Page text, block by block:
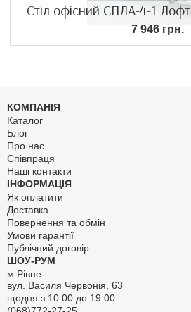
Стіл офісний СПЛА-4-1
7 946 грн.
КОМПАНІЯ
Каталог
Блог
Про нас
Співпраця
Наші контакти
ІНФОРМАЦІЯ
Як оплатити
Доставка
Повернення та обмін
Умови гарантії
Публічний договір
ШОУ-РУМ
м.Рівне
вул. Василя Червонія, 63
щодня з 10:00 до 19:00